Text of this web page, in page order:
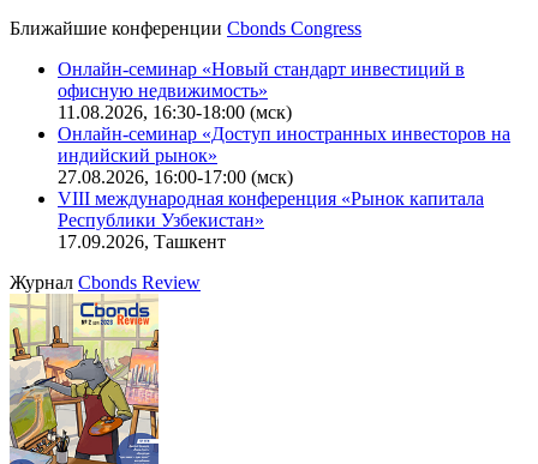
Ближайшие конференции Cbonds Congress
Онлайн-семинар «Новый стандарт инвестиций в
офисную недвижимость»
11.08.2026, 16:30-18:00 (мск)
Онлайн-семинар «Доступ иностранных инвесторов на
индийский рынок»
27.08.2026, 16:00-17:00 (мск)
VIII международная конференция «Рынок капитала
Республики Узбекистан»
17.09.2026, Ташкент
Журнал Cbonds Review